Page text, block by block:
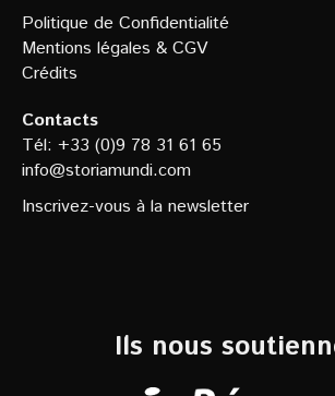
Politique de Confidentialité
Mentions légales & CGV
Crédits
Contacts
Tél: +33 (0)9 78 31 61 65
info@storiamundi.com
Inscrivez-vous à la newsletter
Ils nous